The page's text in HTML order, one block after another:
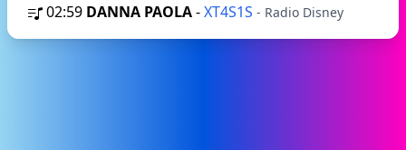
02:59 DANNA PAOLA-XT4S1S - Radio Disney